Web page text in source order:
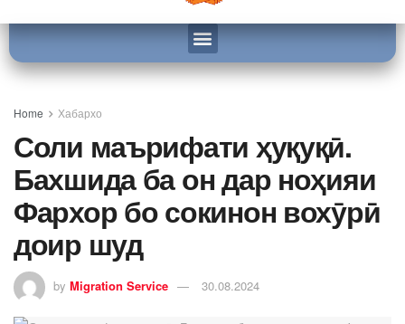
Home Хабархо
Соли маърифати ҳуқуқӣ.
Бахшида ба он дар ноҳияи
Фархор бо сокинон вохӯрӣ
доир шуд
by Migration Service 30.08.2024